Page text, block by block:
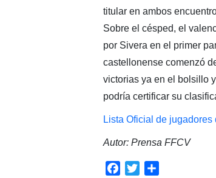
titular en ambos
Sobre el césped, el
por Sivera en el primer
castellonense comenzó
victorias ya en el bolsillo
podría certificar su
Lista Oficial de jugadores
Autor: Prensa FFCV
Facebook
Twitter